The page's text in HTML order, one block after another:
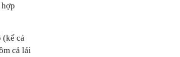
(kể cả
cả lái